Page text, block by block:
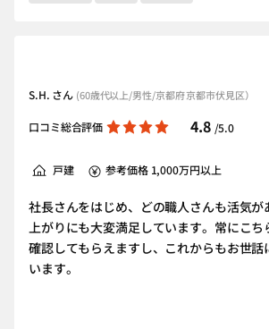
S.H. さん (60歳代以上/男性/京都府 京都市伏見区）
口コミ総合評価 4.8 /5.0
戸建 参考価格 1,000万円以上
社長さんをはじめ、どの職人さんも活気が
上がりにも大変満足しています。常にこち
確認してもらえますし、これからもお世話
います。